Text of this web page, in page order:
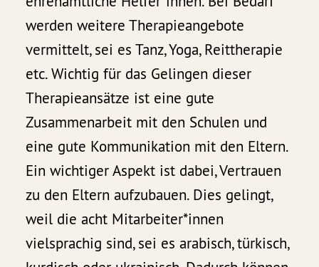
werden weitere Therapieangebote
vermittelt, sei es Tanz, Yoga, Reittherapie
etc. Wichtig für das Gelingen dieser
Therapieansätze ist eine gute
Zusammenarbeit mit den Schulen und
eine gute Kommunikation mit den Eltern.
Ein wichtiger Aspekt ist dabei, Vertrauen
zu den Eltern aufzubauen. Dies gelingt,
weil die acht Mitarbeiter*innen
vielsprachig sind, sei es arabisch, türkisch,